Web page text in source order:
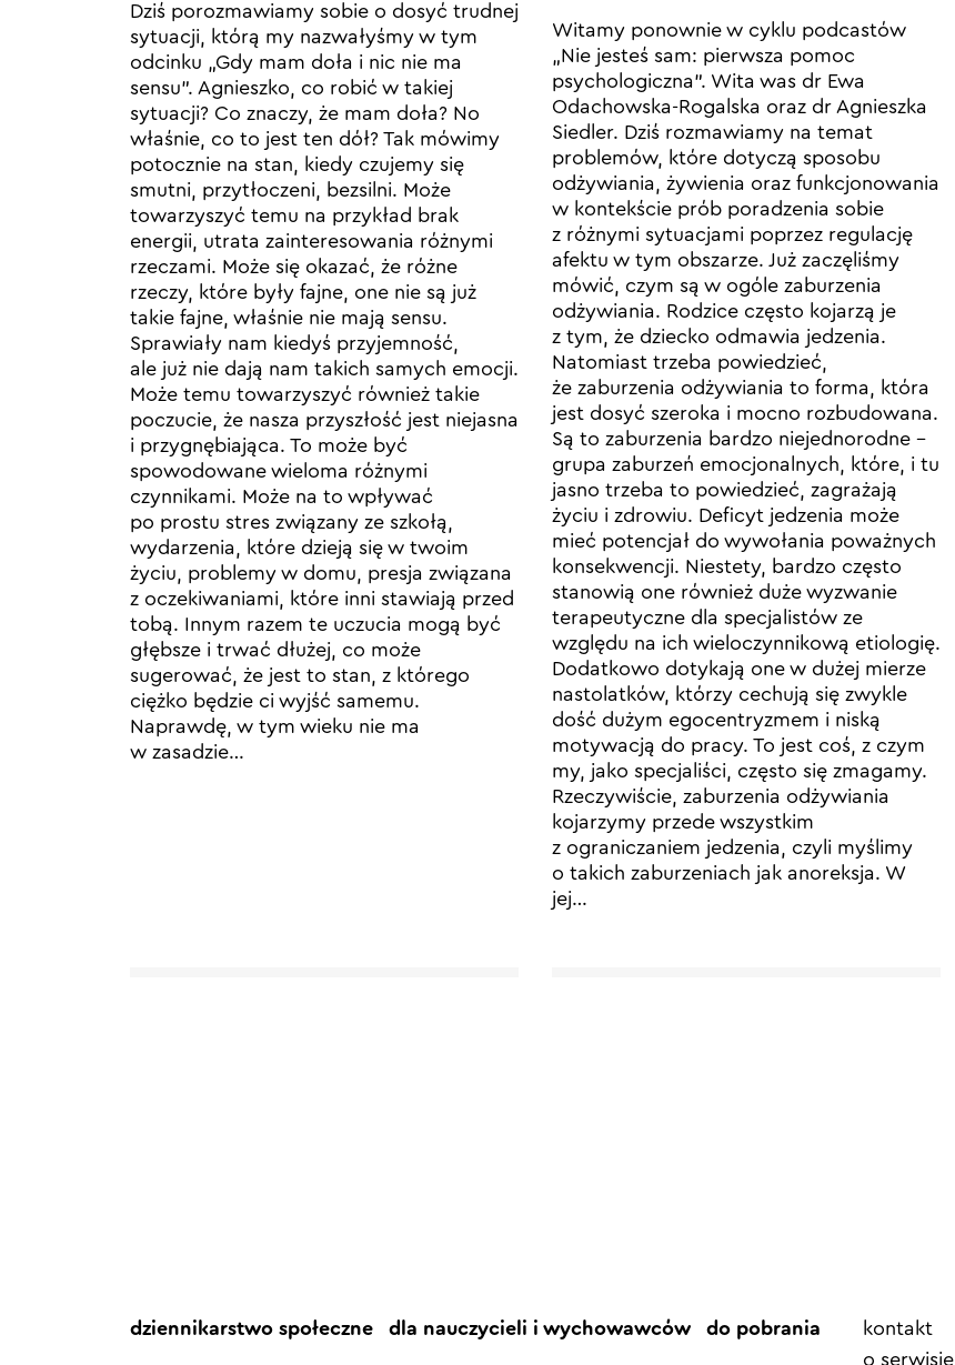
Dziś porozmawiamy sobie o dosyć trudnej
sytuacji, którą my nazwałyśmy w tym
odcinku „Gdy mam doła i nic nie ma
sensu”. Agnieszko, co robić w takiej
sytuacji? Co znaczy, że mam doła? No
właśnie, co to jest ten dół? Tak mówimy
potocznie na stan, kiedy czujemy się
smutni, przytłoczeni, bezsilni. Może
towarzyszyć temu na przykład brak
energii, utrata zainteresowania różnymi
rzeczami. Może się okazać, że różne
rzeczy, które były fajne, one nie są już
takie fajne, właśnie nie mają sensu.
Sprawiały nam kiedyś przyjemność,
ale już nie dają nam takich samych emocji.
Może temu towarzyszyć również takie
poczucie, że nasza przyszłość jest niejasna
i przygnębiająca. To może być
spowodowane wieloma różnymi
czynnikami. Może na to wpływać
po prostu stres związany ze szkołą,
wydarzenia, które dzieją się w twoim
życiu, problemy w domu, presja związana
z oczekiwaniami, które inni stawiają przed
tobą. Innym razem te uczucia mogą być
głębsze i trwać dłużej, co może
sugerować, że jest to stan, z którego
ciężko będzie ci wyjść samemu.
Naprawdę, w tym wieku nie ma
w zasadzie…
Witamy ponownie w cyklu podcastów
„Nie jesteś sam: pierwsza pomoc
psychologiczna”. Wita was dr Ewa
Odachowska-Rogalska oraz dr Agnieszka
Siedler. Dziś rozmawiamy na temat
problemów, które dotyczą sposobu
odżywiania, żywienia oraz funkcjonowania
w kontekście prób poradzenia sobie
z różnymi sytuacjami poprzez regulację
afektu w tym obszarze. Już zaczęliśmy
mówić, czym są w ogóle zaburzenia
odżywiania. Rodzice często kojarzą je
z tym, że dziecko odmawia jedzenia.
Natomiast trzeba powiedzieć,
że zaburzenia odżywiania to forma, która
jest dosyć szeroka i mocno rozbudowana.
Są to zaburzenia bardzo niejednorodne –
grupa zaburzeń emocjonalnych, które, i tu
jasno trzeba to powiedzieć, zagrażają
życiu i zdrowiu. Deficyt jedzenia może
mieć potencjał do wywołania poważnych
konsekwencji. Niestety, bardzo często
stanowią one również duże wyzwanie
terapeutyczne dla specjalistów ze
względu na ich wieloczynnikową etiologię.
Dodatkowo dotykają one w dużej mierze
nastolatków, którzy cechują się zwykle
dość dużym egocentryzmem i niską
motywacją do pracy. To jest coś, z czym
my, jako specjaliści, często się zmagamy.
Rzeczywiście, zaburzenia odżywiania
kojarzymy przede wszystkim
z ograniczaniem jedzenia, czyli myślimy
o takich zaburzeniach jak anoreksja. W
jej…
dziennikarstwo społeczne dla nauczycieli i wychowawców do pobrania
Element
menu
kontakt
o serwisie